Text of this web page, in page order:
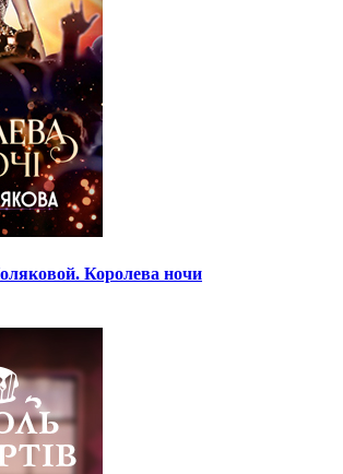
Королева ночи